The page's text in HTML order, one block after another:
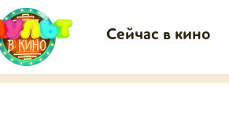
Сейчас в кино